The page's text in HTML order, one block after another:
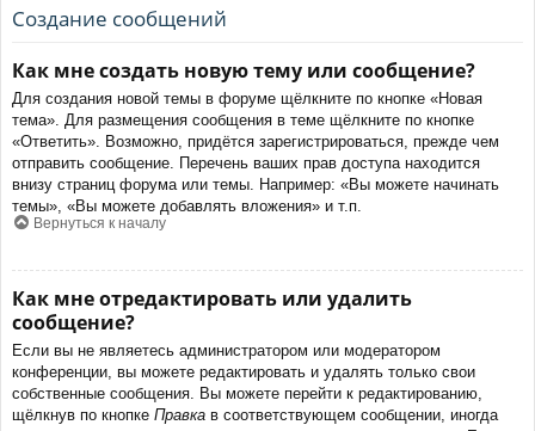
Создание сообщений
Как мне создать новую тему или сообщение?
Для создания новой темы в форуме щёлкните по кнопке «Новая
тема». Для размещения сообщения в теме щёлкните по кнопке
«Ответить». Возможно, придётся зарегистрироваться, прежде чем
отправить сообщение. Перечень ваших прав доступа находится
внизу страниц форума или темы. Например: «Вы можете начинать
темы», «Вы можете добавлять вложения» и т.п.
Вернуться к началу
Как мне отредактировать или удалить
сообщение?
Если вы не являетесь администратором или модератором
конференции, вы можете редактировать и удалять только свои
собственные сообщения. Вы можете перейти к редактированию,
щёлкнув по кнопке Правка в соответствующем сообщении, иногда